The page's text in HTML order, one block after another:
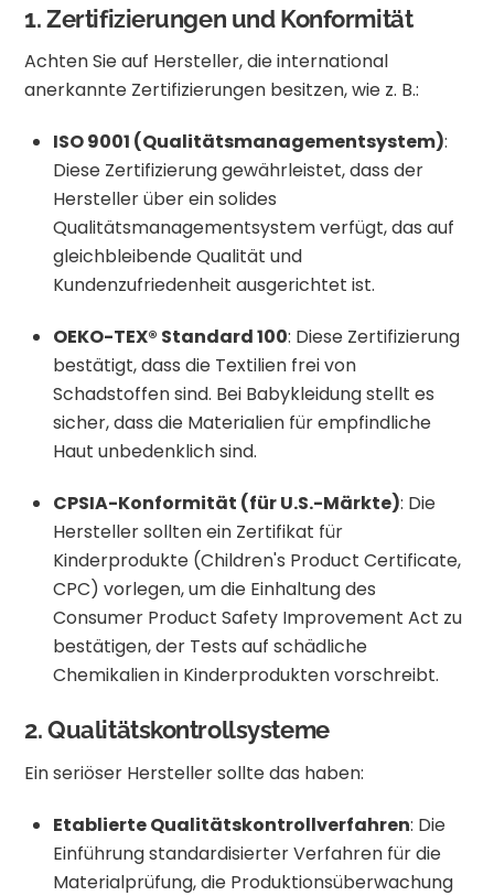
1. Zertifizierungen und Konformität
Achten Sie auf Hersteller, die international
anerkannte Zertifizierungen besitzen, wie z. B.:
ISO 9001 (Qualitätsmanagementsystem):
Diese Zertifizierung gewährleistet, dass der
Hersteller über ein solides
Qualitätsmanagementsystem verfügt, das auf
gleichbleibende Qualität und
Kundenzufriedenheit ausgerichtet ist.
OEKO-TEX® Standard 100: Diese Zertifizierung
bestätigt, dass die Textilien frei von
Schadstoffen sind. Bei Babykleidung stellt es
sicher, dass die Materialien für empfindliche
Haut unbedenklich sind.
CPSIA-Konformität (für U.S.-Märkte): Die
Hersteller sollten ein Zertifikat für
Kinderprodukte (Children's Product Certificate,
CPC) vorlegen, um die Einhaltung des
Consumer Product Safety Improvement Act zu
bestätigen, der Tests auf schädliche
Chemikalien in Kinderprodukten vorschreibt.
2. Qualitätskontrollsysteme
Ein seriöser Hersteller sollte das haben:
Etablierte Qualitätskontrollverfahren: Die
Einführung standardisierter Verfahren für die
Materialprüfung, die Produktionsüberwachung